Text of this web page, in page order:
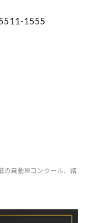
1555
の自動車コンクール、結